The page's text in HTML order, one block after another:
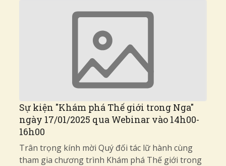
Sự kiện "Khám phá Thế giới trong Nga"
ngày 17/01/2025 qua Webinar vào 14h00-
16h00
Trân trọng kính mời Quý đối tác lữ hành cùng
tham gia chương trình Khám phá Thế giới trong